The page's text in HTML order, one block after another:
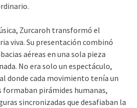
Zurcaroh transformó el
viva. Su presentación combinó
aéreas en una sola pieza
No era solo un espectáculo,
donde cada movimiento tenía un
pirámides humanas,
sincronizadas que desafiaban la